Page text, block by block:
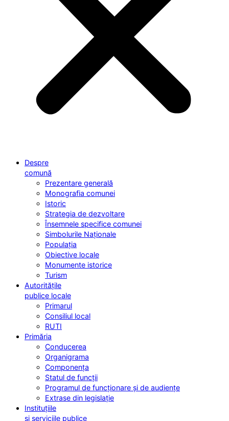
Despre
comună
Prezentare generală
Monografia comunei
Istoric
Strategia de dezvoltare
Însemnele specifice comunei
Simbolurile Naționale
Populația
Obiective locale
Monumente istorice
Turism
Autoritățile
publice locale
Primarul
Consiliul local
RUTI
Primăria
Conducerea
Organigrama
Componența
Statul de funcții
Programul de funcționare și de audiențe
Extrase din legislație
Instituțiile
și serviciile publice